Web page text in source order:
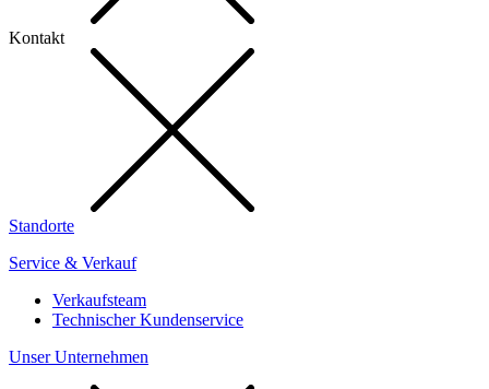
Kontakt
Standorte
Service & Verkauf
Verkaufsteam
Technischer Kundenservice
Unser Unternehmen